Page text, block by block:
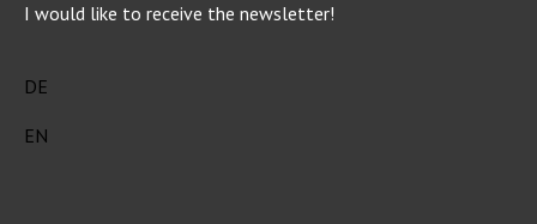
“Sind die Ressourcen dann nicht am
I would like to receive the newsletter!
DE
EN